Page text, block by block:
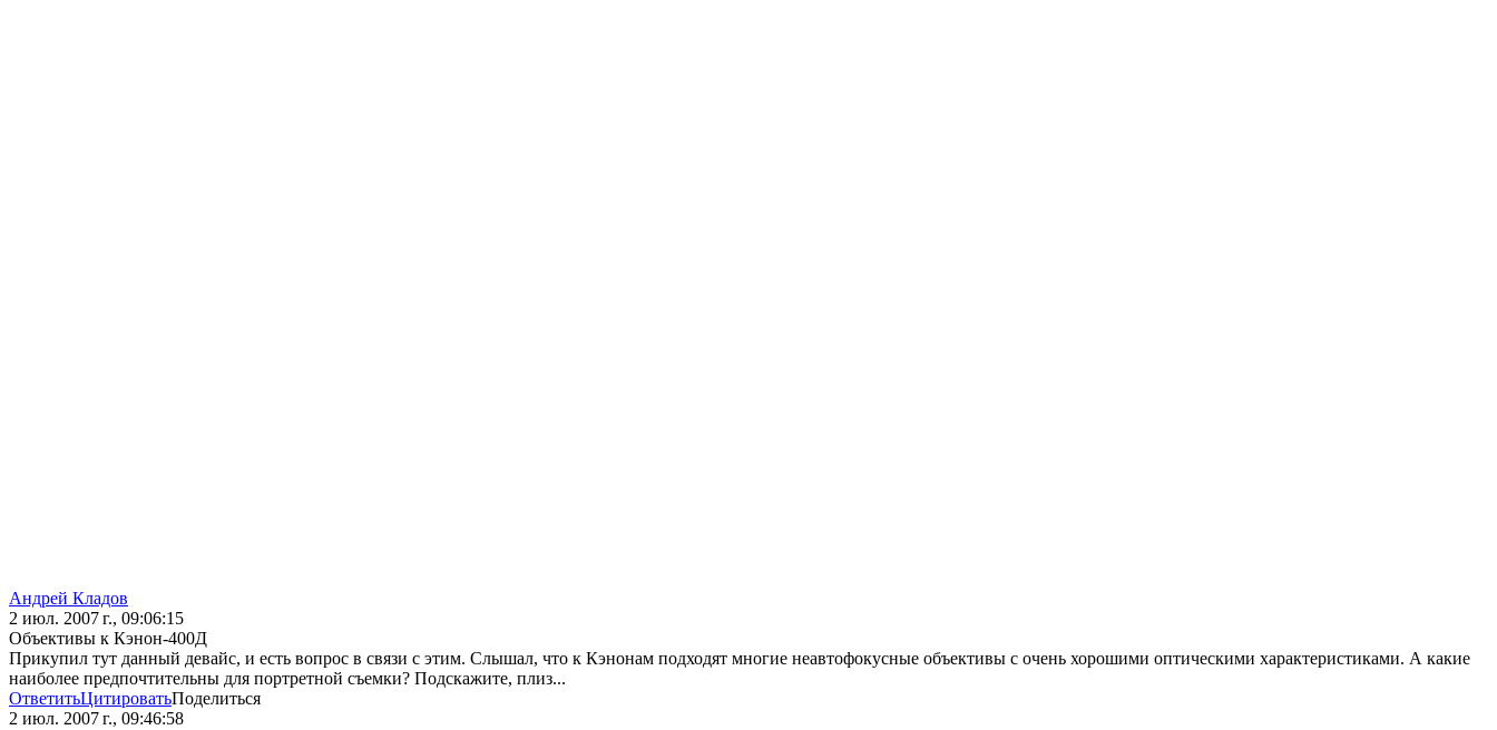
Андрей Кладов
2 июл. 2007 г., 09:06:15
Объективы к Кэнон-400Д
Прикупил тут данный девайс, и есть вопрос в связи с этим. Слышал, что к Кэнонам подходят многие неавтофокусные объективы с очень хорошими оптическими характеристиками. А какие
наиболее предпочтительны для портретной съемки? Подскажите, плиз...
ОтветитьЦитироватьПоделиться
2 июл. 2007 г., 09:46:58